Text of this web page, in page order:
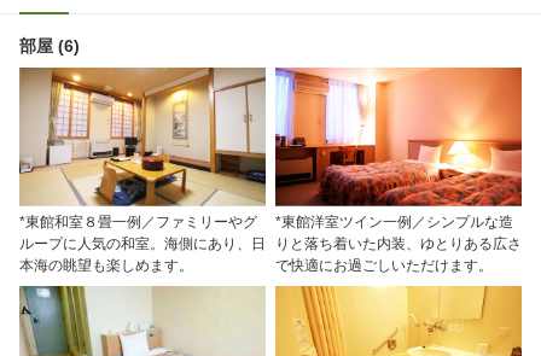
部屋 (6)
*東館和室８畳一例／ファミリーやグ
ループに人気の和室。海側にあり、日
本海の眺望も楽しめます。
*東館洋室ツイン一例／シンプルな造
りと落ち着いた内装、ゆとりある広さ
で快適にお過ごしいただけます。